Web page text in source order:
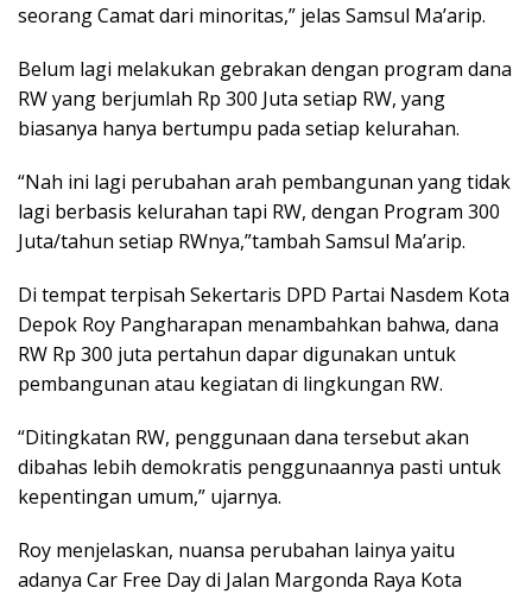
seorang Camat dari minoritas,” jelas Samsul Ma’arip.
Belum lagi melakukan gebrakan dengan program dana
RW yang berjumlah Rp 300 Juta setiap RW, yang
biasanya hanya bertumpu pada setiap kelurahan.
“Nah ini lagi perubahan arah pembangunan yang tidak
lagi berbasis kelurahan tapi RW, dengan Program 300
Juta/tahun setiap RWnya,”tambah Samsul Ma’arip.
Di tempat terpisah Sekertaris DPD Partai Nasdem Kota
Depok Roy Pangharapan menambahkan bahwa, dana
RW Rp 300 juta pertahun dapar digunakan untuk
pembangunan atau kegiatan di lingkungan RW.
“Ditingkatan RW, penggunaan dana tersebut akan
dibahas lebih demokratis penggunaannya pasti untuk
kepentingan umum,” ujarnya.
Roy menjelaskan, nuansa perubahan lainya yaitu
adanya Car Free Day di Jalan Margonda Raya Kota